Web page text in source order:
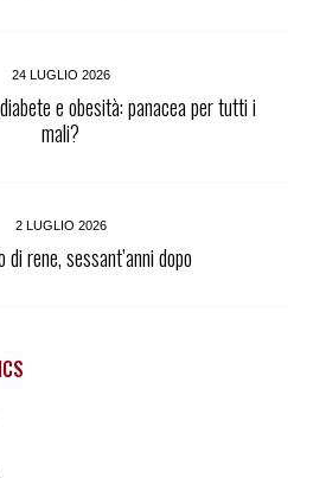
24 LUGLIO 2026
e obesità: panacea per tutti i
mali?
2 LUGLIO 2026
di rene, sessant’anni dopo